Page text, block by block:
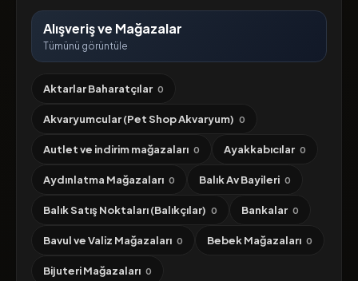
Alışveriş ve Mağazalar
Tümünü görüntüle
Aktarlar Baharatçılar 0
Akvaryumcular (Pet Shop Akvaryum) 0
Autlet ve indirim mağazaları 0 Ayakkabıcılar 0
Aydınlatma Mağazaları 0 Balık Av Bayileri 0
Balık Satış Noktaları (Balıkçılar) 0 Bankalar 0
Bavul ve Valiz Mağazaları 0 Bebek Mağazaları 0
Bijuteri Mağazaları 0